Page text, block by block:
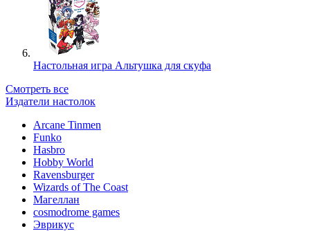
Настольная игра Альтушка для скуфа
Смотреть все
Издатели настолок
Arcane Tinmen
Funko
Hasbro
Hobby World
Ravensburger
Wizards of The Coast
Магеллан
сosmodrome games
Эврикус